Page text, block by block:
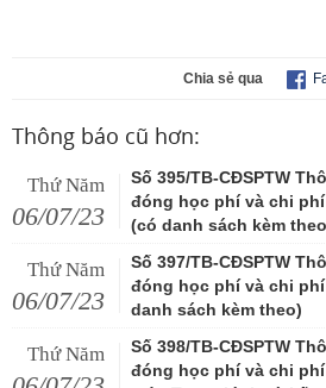
Chia sẻ qua
Thông báo cũ hơn:
Thứ Năm
06/07/23
Số 395/TB-CĐSPTW
đóng học phí và chi
(có danh sách kèm
Thứ Năm
06/07/23
Số 397/TB-CĐSPTW
đóng học phí và chi
danh sách kèm theo)
Thứ Năm
Số 398/TB-CĐSPTW
đóng học phí và chi